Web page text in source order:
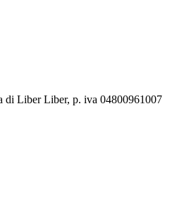
di Liber Liber, p. iva 04800961007